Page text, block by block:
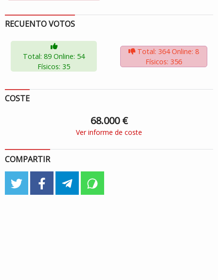
RECUENTO VOTOS
Total: 89 Online: 54
Físicos: 35
Total: 364 Online: 8
Físicos: 356
COSTE
68.000 €
Ver informe de coste
COMPARTIR
twitter facebook telegram